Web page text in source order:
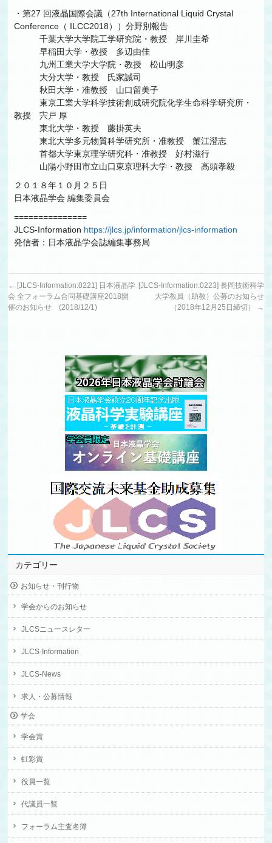
・第27 回液晶国際会議（27th International Liquid Crystal
Conference（ ILCC2018））分野別報告
千葉大学大学院工学研究院・教授 岸川圭希
早稲田大学・教授 多辺由佳
九州工業大学大学院・教授 松山明彦
大分大学・教授 氏家誠司
秋田大学・准教授 山口留美子
東京工業大学科学技術創成研究院化学生命科学研究所・
教授 宍戸 厚
東北大学・教授 藤掛英夫
東北大学多元物質科学研究所・准教授 蟹江澄志
首都大学東京理学研究科・准教授 好村滋行
山陽小野田市立山口東京理科大学・教授 高頭孝毅
２０１８年１０月２５日
日本液晶学会 編集委員会
===============
JLCS-Information https://jlcs.jp/information/jlcs-information
発信者：日本液晶学会誌編集事務局
← [JLCS-Information:0221] 日本液晶学
会 全フォーラム合同基礎講座2018開
催のお知らせ (2018/12/1)
[JLCS-Information:0223] 長岡技術科学
大学教員（助教）公募のお知らせ
（2018年12月25日締切）
→
カテゴリー
お知らせ・刊行物
学会からのお知らせ
JLCSニュースレター
JLCS-Information
JLCS-News
求人・公募情報
学会
学会賞
虹彩賞
役員一覧
代議員一覧
フォーラム主査名簿